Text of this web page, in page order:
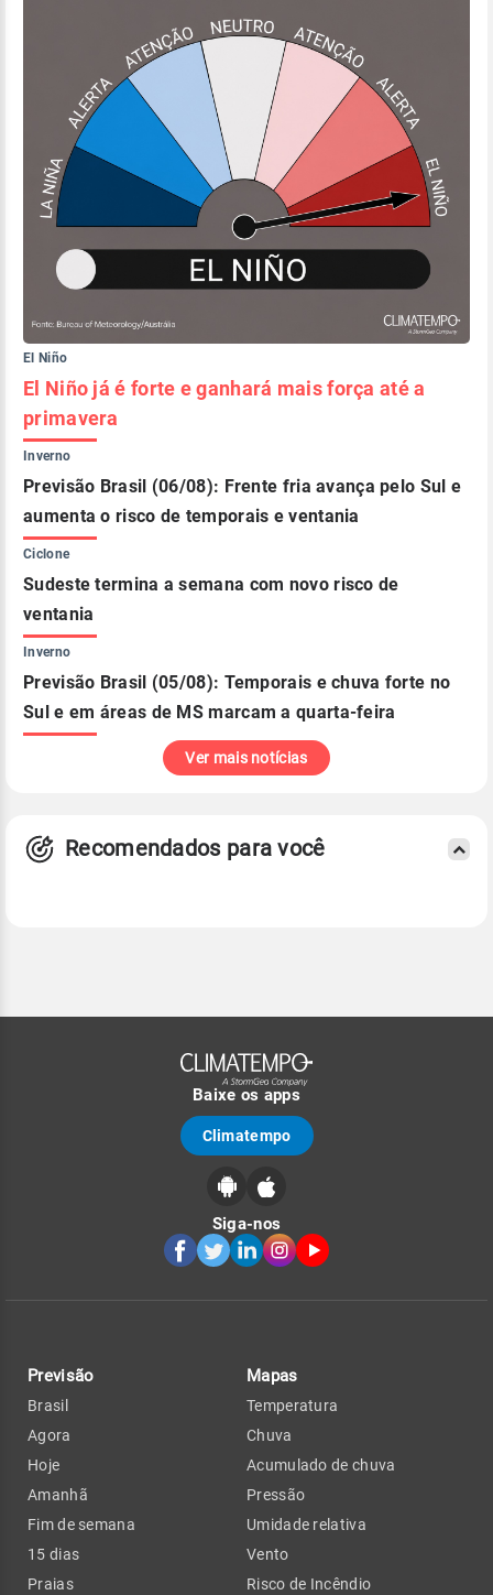
El Niño
El Niño já é forte e ganhará mais força até a
primavera
Inverno
Previsão Brasil (06/08): Frente fria avança pelo Sul e
aumenta o risco de temporais e ventania
Ciclone
Sudeste termina a semana com novo risco de
ventania
Inverno
Previsão Brasil (05/08): Temporais e chuva forte no
Sul e em áreas de MS marcam a quarta-feira
Ver mais notícias
Recomendados para você
Baixe os apps
Climatempo
Siga-nos
Previsão
Brasil
Agora
Hoje
Amanhã
Fim de semana
15 dias
Praias
Mapas
Temperatura
Chuva
Acumulado de chuva
Pressão
Umidade relativa
Vento
Risco de Incêndio